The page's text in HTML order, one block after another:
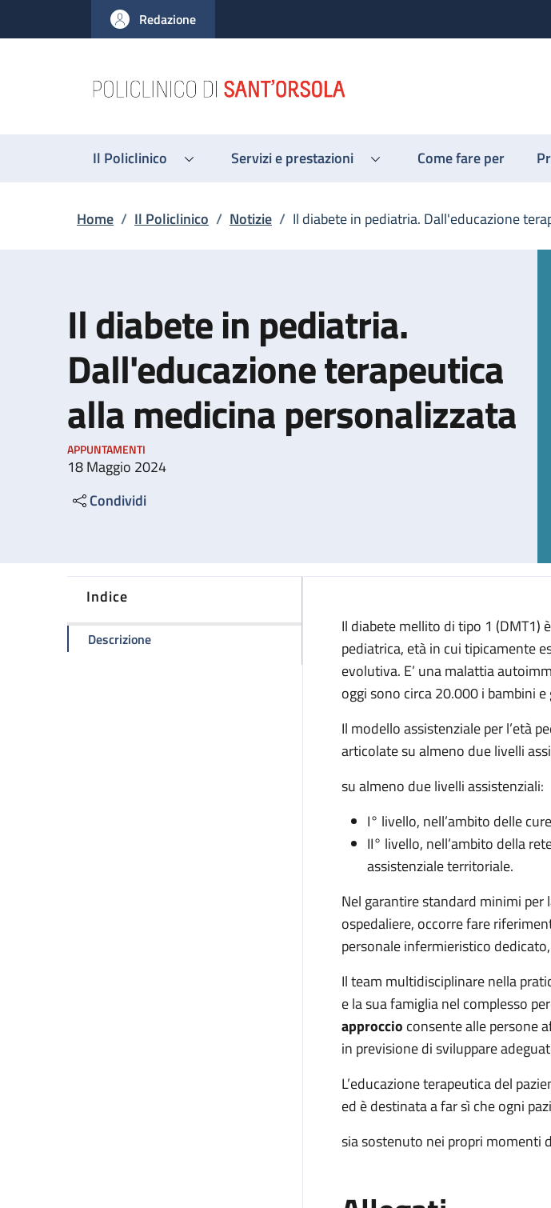
al contenuto principale
to footer content
Redazione
Il Policlinico Servizi e prestazioni Come fare per
Briciole di pane
Home / Il Policlinico / Notizie / Il diabete in pediatria. Dall'educazione
Il diabete in pediatria.
Dall'educazione terapeutica
alla medicina personalizzata
APPUNTAMENTI
18 Maggio 2024
Condividi
Indice
Descrizionedella pagina Il diabete in pediatria. Dall'educazione terapeutica alla
Il diabete mellito di tipo 1 (DMT1)
pediatrica, età in cui tipicamente
evolutiva. E’ una malattia
oggi sono circa 20.000 i bambini
Il modello assistenziale per l’età
articolate su almeno due livelli
su almeno due livelli assistenziali:
I° livello, nell’ambito delle
II° livello, nell’ambito della
assistenziale territoriale.
Nel garantire standard minimi
ospedaliere, occorre fare
personale infermieristico
Il team multidisciplinare nella
e la sua famiglia nel complesso
approccio consente alle persone
in previsione di sviluppare
L’educazione terapeutica del
ed è destinata a far sì che ogni
sia sostenuto nei propri momenti